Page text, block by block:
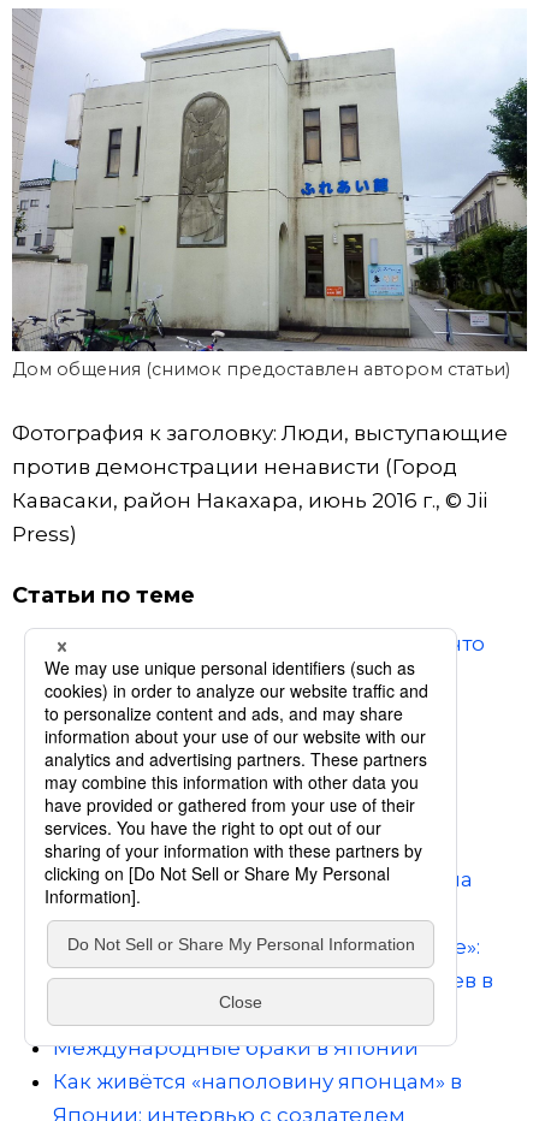
Дом общения (снимок предоставлен автором статьи)
Фотография к заголовку: Люди, выступающие
против демонстрации ненависти (Город
Кавасаки, район Накахара, июнь 2016 г., © Jii
Press)
Статьи по теме
Упадок «демонстраций ненависти»: что
ожидает ксенофобское «молчаливое
большинство»?
Убийство подростка из Кавасаки как
свидетельство провала социальной
политики и политики интеграции
иммигрантов в Японии
Два десятилетия корейского квартала
Оокубо
90 тысяч поверивших в «рай на земле»:
60 лет с начала отъезда возвращенцев в
Северную Корею
Международные браки в Японии
Как живётся «наполовину японцам» в
Японии: интервью с создателем